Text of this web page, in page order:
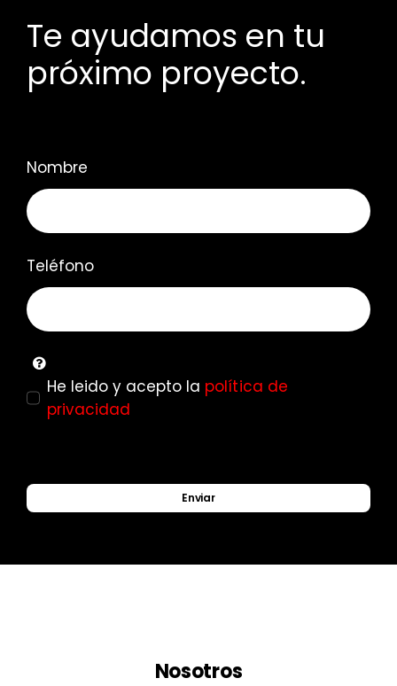
Te ayudamos en tu
próximo proyecto.
Nombre
Teléfono
He leido y acepto la política de
privacidad
Enviar
Nosotros